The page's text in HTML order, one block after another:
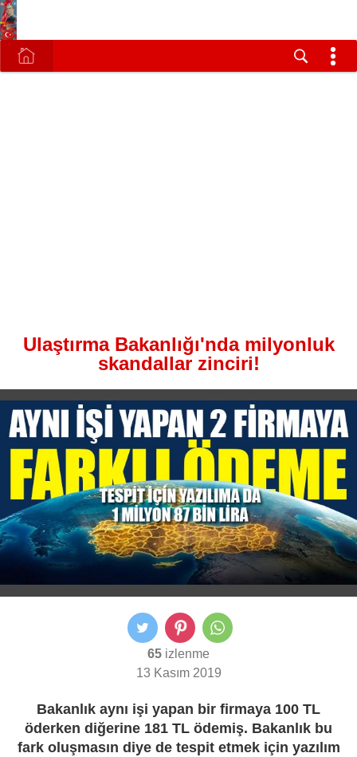
Ulaştırma Bakanlığı'nda milyonluk
skandallar zinciri!
65 izlenme
13 Kasım 2019
Bakanlık aynı işi yapan bir firmaya 100 TL
öderken diğerine 181 TL ödemiş. Bakanlık bu
fark oluşmasın diye de tespit etmek için yazılım